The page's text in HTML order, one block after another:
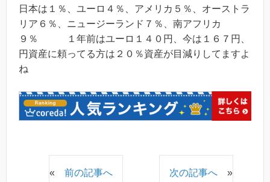
日本は１％、ユーロ４％、アメリカ５％、オーストラ
リア６％、ニュージーランド７％、南アフリカ
９％ １年前はユーロ１４０円、今は１６７円、
円資産に頼ってる方は２０％資産が目減りしてますよ
ね
« 前の記事へ 次の記事へ »